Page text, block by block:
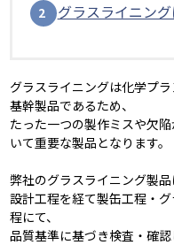
グラスライニン
グラスライニングは化学プ
基幹製品であるため、
たった一つの製作ミスや欠
いて重要な製品となります。
弊社のグラスライニング製品
設計工程を経て製缶工程・
程にて、
品質基準に基づき検査・確認